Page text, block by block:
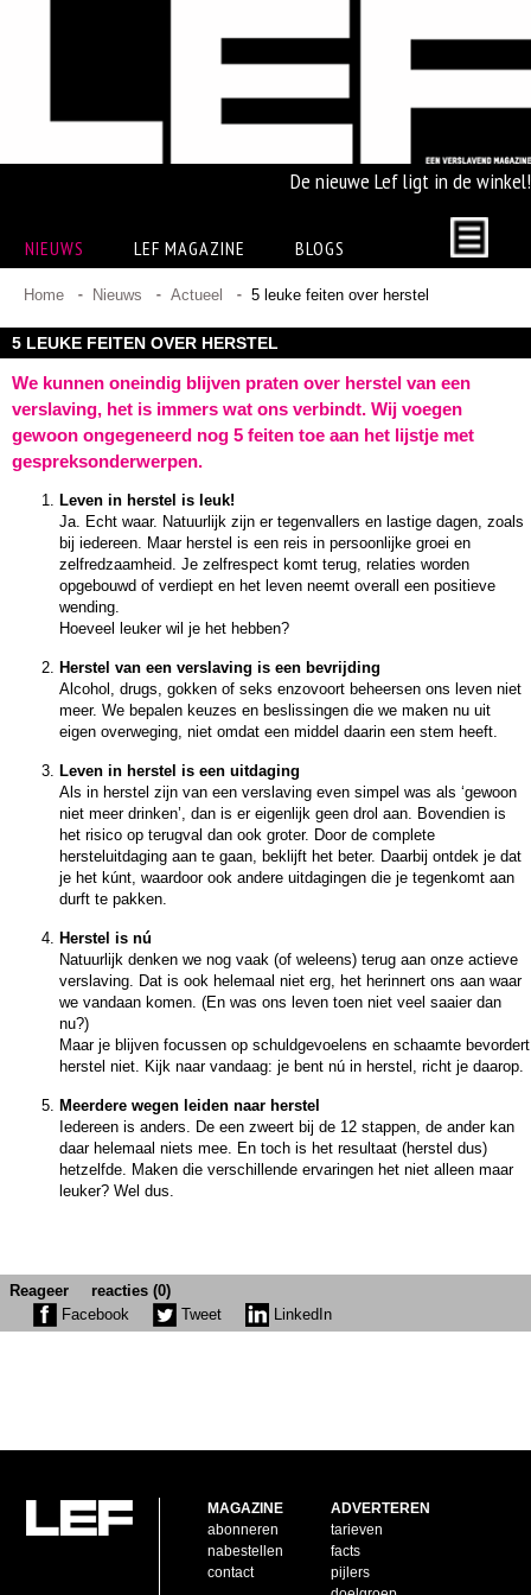
De nieuwe Lef ligt in de winkel!
NIEUWS LEF MAGAZINE BLOGS
Home Nieuws Actueel 5 leuke feiten over herstel
5 LEUKE FEITEN OVER HERSTEL
We kunnen oneindig blijven praten over herstel van een
verslaving, het is immers wat ons verbindt. Wij voegen
gewoon ongegeneerd nog 5 feiten toe aan het lijstje met
gespreksonderwerpen.
Leven in herstel is leuk!
Ja. Echt waar. Natuurlijk zijn er tegenvallers en lastige dagen, zoals
bij iedereen. Maar herstel is een reis in persoonlijke groei en
zelfredzaamheid. Je zelfrespect komt terug, relaties worden
opgebouwd of verdiept en het leven neemt overall een positieve
wending.
Hoeveel leuker wil je het hebben?
Herstel van een verslaving is een bevrijding
Alcohol, drugs, gokken of seks enzovoort beheersen ons leven niet
meer. We bepalen keuzes en beslissingen die we maken nu uit
eigen overweging, niet omdat een middel daarin een stem heeft.
Leven in herstel is een uitdaging
Als in herstel zijn van een verslaving even simpel was als ‘gewoon
niet meer drinken’, dan is er eigenlijk geen drol aan. Bovendien is
het risico op terugval dan ook groter. Door de complete
hersteluitdaging aan te gaan, beklijft het beter. Daarbij ontdek je dat
je het kúnt, waardoor ook andere uitdagingen die je tegenkomt aan
durft te pakken.
Herstel is nú
Natuurlijk denken we nog vaak (of weleens) terug aan onze actieve
verslaving. Dat is ook helemaal niet erg, het herinnert ons aan waar
we vandaan komen. (En was ons leven toen niet veel saaier dan
nu?)
Maar je blijven focussen op schuldgevoelens en schaamte bevordert
herstel niet. Kijk naar vandaag: je bent nú in herstel, richt je daarop.
Meerdere wegen leiden naar herstel
Iedereen is anders. De een zweert bij de 12 stappen, de ander kan
daar helemaal niets mee. En toch is het resultaat (herstel dus)
hetzelfde. Maken die verschillende ervaringen het niet alleen maar
leuker? Wel dus.
Reageer
reacties (0)
Facebook
Tweet LinkedIn
MAGAZINE
abonneren
nabestellen
contact
ADVERTEREN
tarieven
facts
pijlers